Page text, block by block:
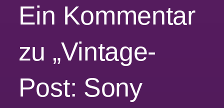
Ein Kommentar
zu „Vintage-
Post: Sony